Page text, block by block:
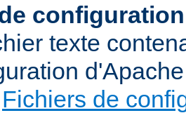
texte
Fichiers de